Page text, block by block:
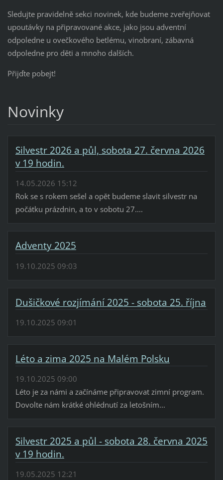
Sledujte pravidelně sekci novinek, kde budeme zveřejňovat
upoutávky na připravované akce, jako jsou adventní
odpoledne u ovečkového betlému, vinobraní, zábavná
odpoledne pro děti a mnoho dalších.
Přijďte pobejt!
Novinky
Silvestr 2026 a půl, sobota 27. června 2026
v 19 hodin.
14.05.2026 15:12
Rok se s rokem sešel a opět budeme slavit silvestr na
počátku prázdnin, a to v sobotu 27....
Adventy 2025
19.10.2025 09:03
Dušičkové rozjímání 2025 - sobota 25. října
19.10.2025 09:01
Léto a zima 2025 na Malém Polsku
19.10.2025 09:00
Léto je za námi a začínáme připravovat zimní program.
Dovolte nám krátké ohlédnutí za letošním...
Silvestr 2025 a půl - sobota 28. června 2025
v 19 hodin.
19.05.2025 12:21